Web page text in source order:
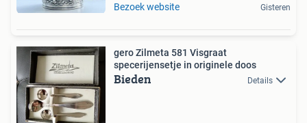
Bezoek website Gisteren
gero Zilmeta 581 Visgraat
specerijensetje in originele doos
Bieden Details